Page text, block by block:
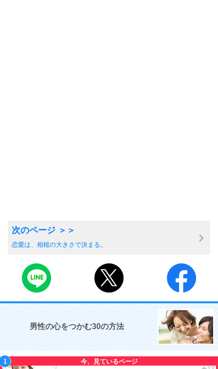
恋愛は、相槌の大きさで決まる。
男性の心をつかむ30の方法